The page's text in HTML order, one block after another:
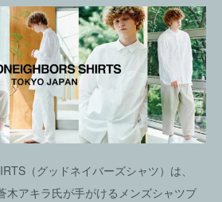
（グッドネイバーズシャツ）は、
木アキラ氏が手がけるメンズシャツブ